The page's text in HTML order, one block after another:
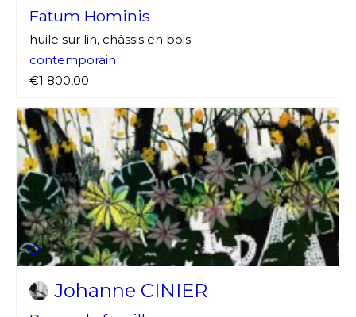
J'accepte lestermes et conditions
Nom
Prénom
Statut / Organisation
J'accepte les termes et conditions
* Champ obligatoire
Fatum Hominis
huile sur lin, châssis en bois
contemporain
€1 800,00
Johanne CINIER